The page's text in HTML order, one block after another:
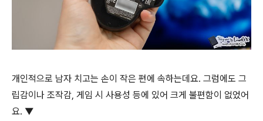
개인적으로 남자 치고는 손이 작은 편에 속하는데요. 그럼에도 그
립감이나 조작감, 게임 시 사용성 등에 있어 크게 불편함이 없었어
요. ▼